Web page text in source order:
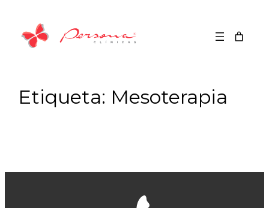
Etiqueta: Mesoterapia